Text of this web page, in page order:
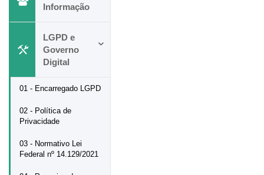
Informação
LGPD e
Governo
Digital
01 - Encarregado LGPD
02 - Política de
Privacidade
03 - Normativo Lei
Federal nº 14.129/2021